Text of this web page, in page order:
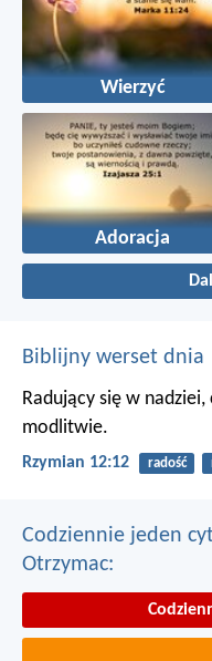
Wierzyć
Adoracja
Biblijny werset dnia
Radujący się w
modlitwie.
Rzymian 12:12 radość
Codziennie jeden
Otrzymac: